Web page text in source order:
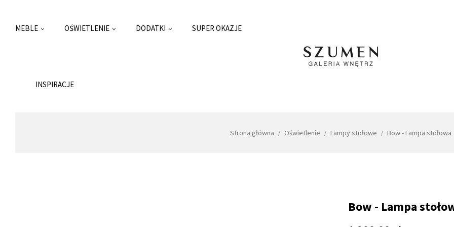
MEBLE OŚWIETLENIE DODATKI SUPER OKAZJE
INSPIRACJE
Strona główna Oświetlenie Lampy stołowe Bow - Lampa stołowa
Bow - Lampa